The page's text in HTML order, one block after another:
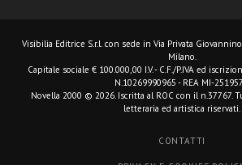
Visibilia Editrice S.r.l. con sede in Via Privata
Milano.
Capitale sociale € 100.000,00 I.V. - C.F./P.IVA ed
N.10269990965 - REA MI-
Novella 2000 © 2026. Iscritta al ROC con il
letteraria ed artistica riservati.
CONTATTI